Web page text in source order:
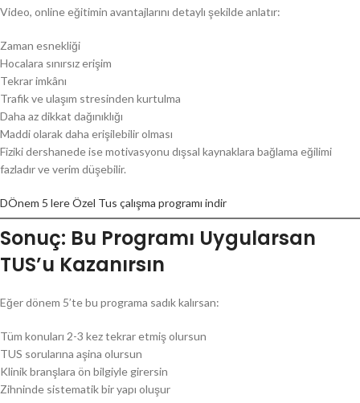
Video, online eğitimin avantajlarını detaylı şekilde anlatır:
Zaman esnekliği
Hocalara sınırsız erişim
Tekrar imkânı
Trafik ve ulaşım stresinden kurtulma
Daha az dikkat dağınıklığı
Maddi olarak daha erişilebilir olması
Fiziki dershanede ise motivasyonu dışsal kaynaklara bağlama eğilimi
fazladır ve verim düşebilir.
DÖnem 5 lere Özel Tus çalışma programı indir
Sonuç: Bu Programı Uygularsan
TUS’u Kazanırsın
Eğer dönem 5’te bu programa sadık kalırsan:
Tüm konuları 2-3 kez tekrar etmiş olursun
TUS sorularına aşina olursun
Klinik branşlara ön bilgiyle girersin
Zihninde sistematik bir yapı oluşur